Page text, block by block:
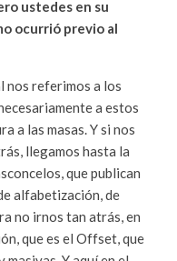
ustedes en su
ocurrió previo al
nos referimos a los
a estos
a las masas. Y si nos
llegamos hasta la
que publican
alfabetización, de
no irnos tan atrás, en
que es el Offset, que